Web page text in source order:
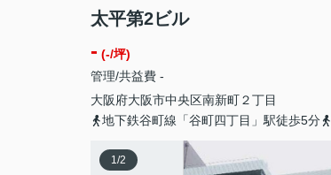
太平第2ビル
- (-/坪)
管理/共益費 -
大阪府大阪市中央区南新町２丁目
地下鉄谷町線「谷町四丁目」駅徒歩5分
1/2